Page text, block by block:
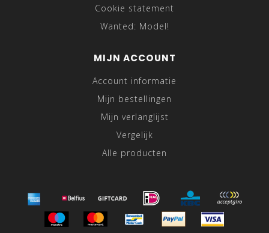
Cookie statement
Wanted: Model!
MIJN ACCOUNT
Account informatie
Mijn bestellingen
Mijn verlanglijst
Vergelijk
Alle producten